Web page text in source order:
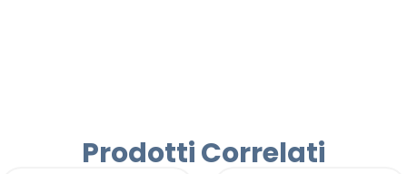
Prodotti Correlati